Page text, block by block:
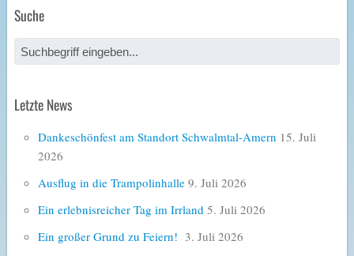
Suche
Letzte News
Dankeschönfest am Standort Schwalmtal-Amern 15. Juli
2026
Ausflug in die Trampolinhalle 9. Juli 2026
Ein erlebnisreicher Tag im Irrland 5. Juli 2026
Ein großer Grund zu Feiern! 3. Juli 2026